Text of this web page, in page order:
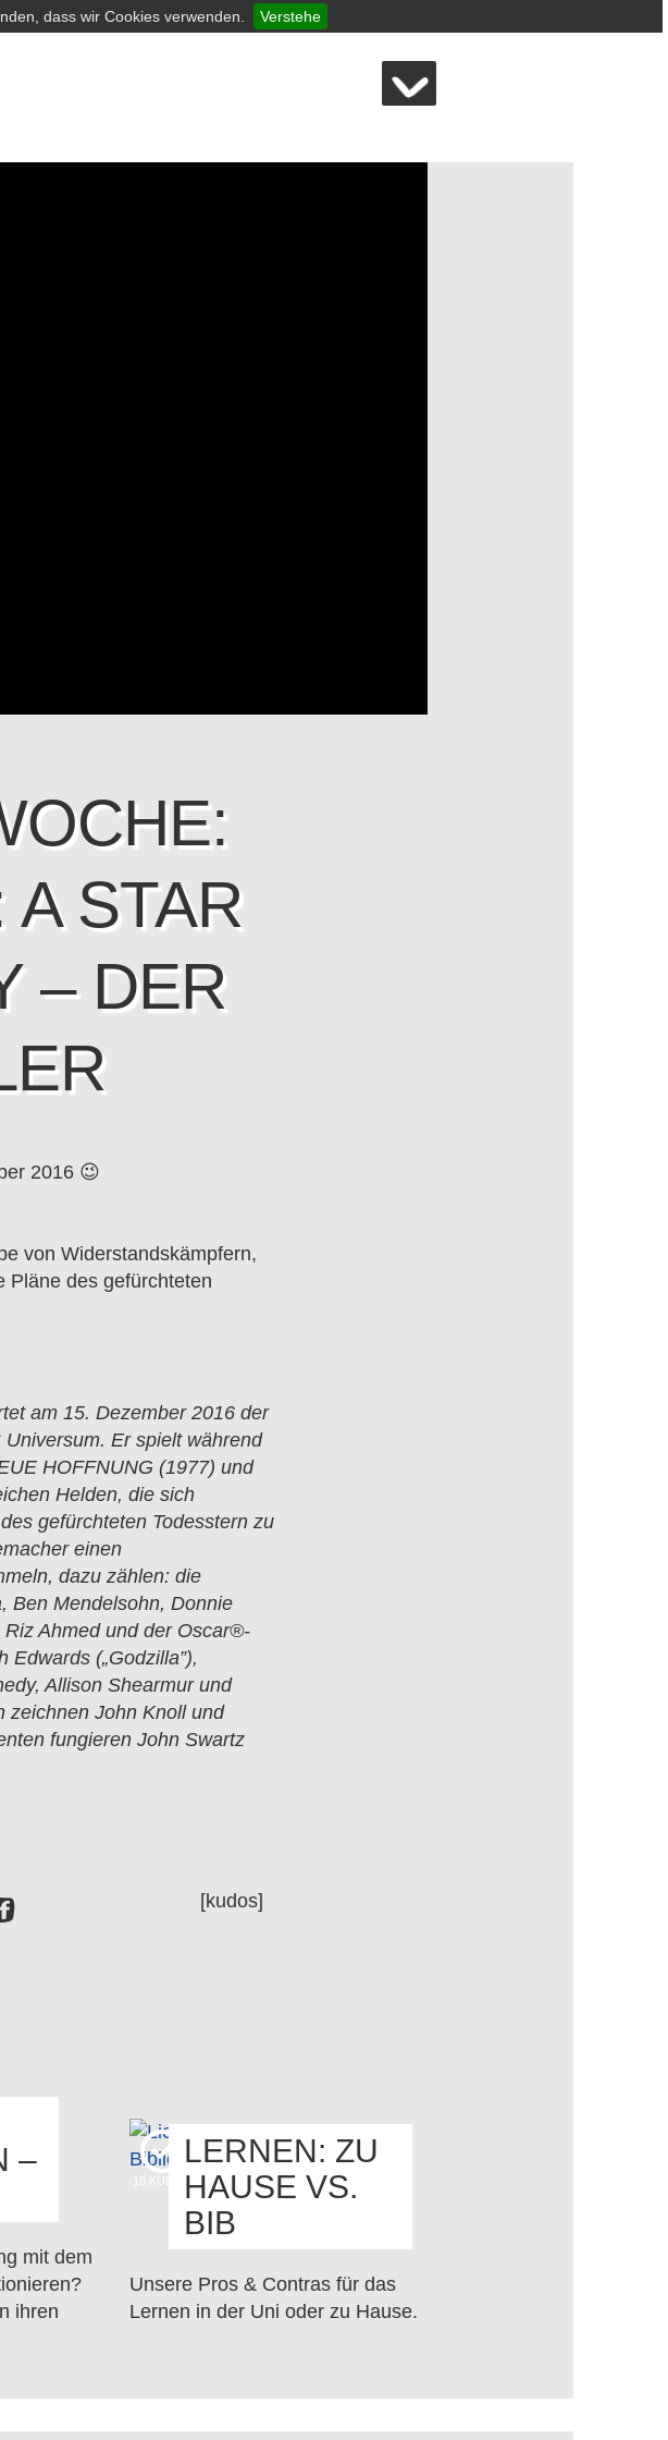
dass wir Cookies verwenden. Verstehe
STAR
– DER
2016 😉
von Widerstandskämpfern,
Pläne des gefürchteten
am 15. Dezember 2016 der
Er spielt während
HOFFNUNG (1977) und
Helden, die sich
gefürchteten Todesstern zu
einen
dazu zählen: die
Ben Mendelsohn, Donnie
Ahmed und der Oscar®-
(„Godzilla”),
Allison Shearmur und
zeichnen John Knoll und
fungieren John Swartz
[kudos]
–
mit dem
ihren
KUDOS
LERNEN: ZU
HAUSE VS.
BIB
Unsere Pros & Contras für das
Lernen in der Uni oder zu Hause.